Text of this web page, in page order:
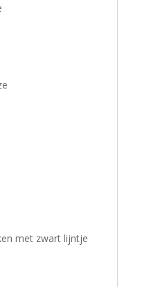
met zwart lijntje